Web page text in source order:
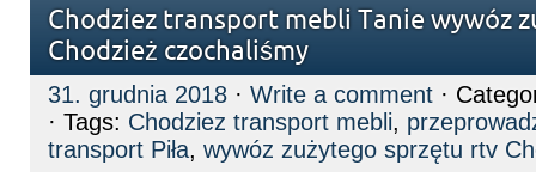
Chodziez transport mebli Tanie wywóz
Chodzież czochaliśmy
31. grudnia 2018 · Write a comment ·
· Tags: Chodziez transport mebli,
transport Piła, wywóz zużytego sprzętu rtv